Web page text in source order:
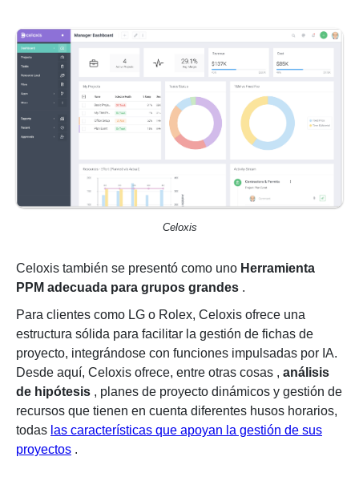
Celoxis
Celoxis también se presentó como uno Herramienta
PPM adecuada para grupos grandes .
Para clientes como LG o Rolex, Celoxis ofrece una
estructura sólida para facilitar la gestión de fichas de
proyecto, integrándose con funciones impulsadas por IA.
Desde aquí, Celoxis ofrece, entre otras cosas , análisis
de hipótesis , planes de proyecto dinámicos y gestión de
recursos que tienen en cuenta diferentes husos horarios,
todas las características que apoyan la gestión de sus
proyectos .